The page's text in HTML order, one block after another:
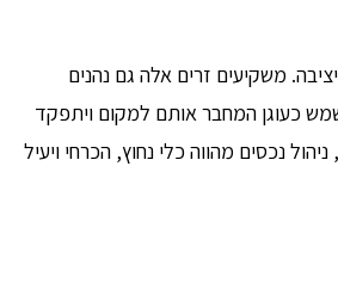
משקיעים זרים אלה גם נהנים
כעוגן המחבר אותם למקום ויתפקד
נכסים מהווה כלי נחוץ, הכרחי ויעיל